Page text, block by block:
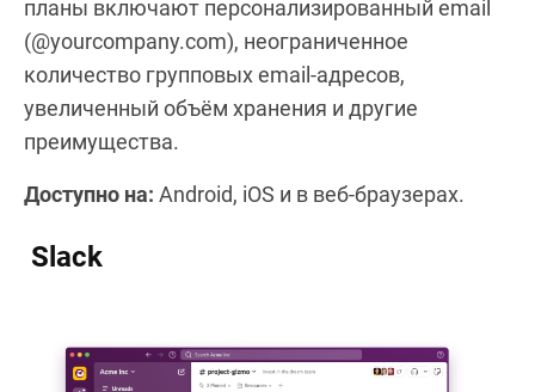
планы включают персонализированный email
(@yourcompany.com), неограниченное
количество групповых email-адресов,
увеличенный объём хранения и другие
преимущества.
Доступно на: Android, iOS и в веб-браузерах.
Slack